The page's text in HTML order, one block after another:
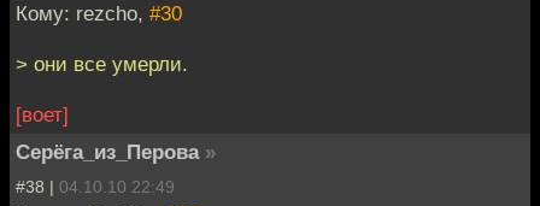
Кому: rezcho, #30
> они все умерли.
[воет]
Серёга_из_Перова »
#38 | 04.10.10 22:49